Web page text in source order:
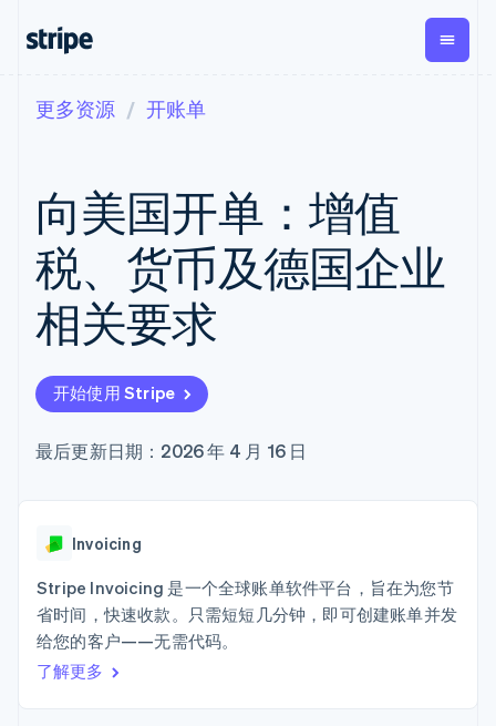
支付
在线支付
Managed
Payments
备案商家解决
方案
Payment links
无代码支付
预构建支付界
面
Elements
灵活的 UI 组件
支付方式
125+
线下支付
Boost
支付成功率优
化
Link
加速结账
Financial
Connections
营收
经常性收入
Metronome
按用量计费
Subscriptions
订阅管理
Invoicing
一次性或定期
Tax
销售税和增值
Revenue
Recognition
Stripe Sigma
企业财务
Global
Payouts
向第三方
加密货币
按企业阶段
按应用场景
智能体商务
加密货币
电子商务
嵌入式金融
财务自动化
全球化企业
交易市场
按行业
AI 企业
酒店、旅游与休闲
文档
库与 SDK
Stripe Apps
指南
接受线上付款
实施预建结账流程
构建平台或交易市场
管理订阅
发行稳定币支持的支付卡
应用程序集成
代码示例
开发者博客
学习
指南
支持
获取支持
管理支持方案
专业服务
公司
Stripe Press
联系销售
更多资源 开账单
向美国开单：增值
税、货币及德国企业
相关要求
开始使用 Stripe
最后更新日期：2026 年 4 月 16 日
Invoicing
Stripe Invoicing 是一个全球账单软件平台，旨在为您节
省时间，快速收款。只需短短几分钟，即可创建账单并发
给您的客户——无需代码。
了解更多